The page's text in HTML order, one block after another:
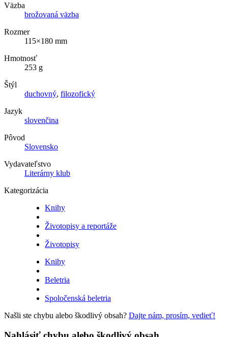
Väzba
brožovaná väzba
Rozmer
115×180 mm
Hmotnosť
253 g
Štýl
duchovný, filozofický
Jazyk
slovenčina
Pôvod
Slovensko
Vydavateľstvo
Literárny klub
Kategorizácia
Knihy
Životopisy a reportáže
Životopisy
Knihy
Beletria
Spoločenská beletria
Našli ste chybu alebo škodlivý obsah? Dajte nám, prosím, vedieť!